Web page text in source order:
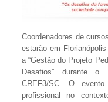
Coordenadores de
estarão em
a “Gestão do Projeto
Desafios” durante o
CREF3/SC. O
profissional no